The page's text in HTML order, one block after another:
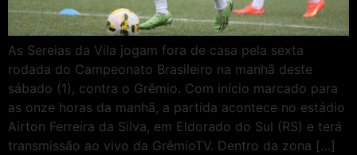
As Sereias da Vila jogam fora de casa pela sexta
rodada do Campeonato Brasileiro na manhã deste
sábado (1), contra o Grêmio. Com início marcado para
as onze horas da manhã, a partida acontece no estádio
Airton Ferreira da Silva, em Eldorado do Sul (RS) e terá
transmissão ao vivo da GrêmioTV. Dentro da zona […]